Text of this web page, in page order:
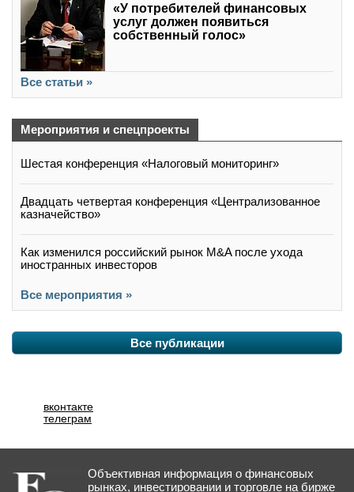
«У потребителей финансовых
услуг должен появиться
собственный голос»
Все статьи »
Мероприятия и спецпроекты
Шестая конференция «Налоговый мониторинг»
Двадцать четвертая конференция «Централизованное
казначейство»
Как изменился российский рынок M&A после ухода
иностранных инвесторов
Все мероприятия »
Все публикации
вконтакте
телеграм
Объективная информация о финансовых
рынках, инвестировании и торговле на бирже